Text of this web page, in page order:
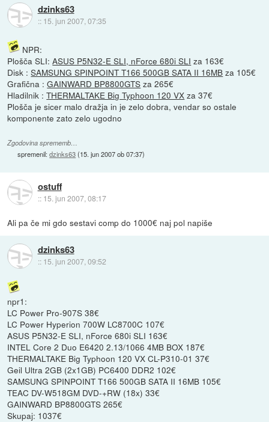
dzinks63
:: 15. jun 2007, 07:35
NPR:
Plošča SLI:ASUS P5N32-E SLI, nForce 680i SLI za 163€
Disk :SAMSUNG SPINPOINT T166 500GB SATA II 16MB za 105€
Grafična :GAINWARD BP8800GTS za 265€
Hladilnik :THERMALTAKE Big Typhoon 120 VX za 37€
Plošča je sicer malo dražja in je zelo dobra, vendar so ostale
komponente zato zelo ugodno
Zgodovina sprememb…
spremenil:dzinks63(15. jun 2007 ob 07:37)
ostuff
:: 15. jun 2007, 08:17
Ali pa če mi gdo sestavi comp do 1000€ naj pol napiše
dzinks63
:: 15. jun 2007, 09:52
npr1:
LC Power Pro-907S 38€
LC Power Hyperion 700W LC8700C 107€
ASUS P5N32-E SLI, nForce 680i SLI 163€
INTEL Core 2 Duo E6420 2.13/1066 4MB BOX 187€
THERMALTAKE Big Typhoon 120 VX CL-P310-01 37€
Geil Ultra 2GB (2x1GB) PC6400 DDR2 102€
SAMSUNG SPINPOINT T166 500GB SATA II 16MB 105€
TEAC DV-W518GM DVD-+RW (18x) 33€
GAINWARD BP8800GTS 265€
Skupaj: 1037€